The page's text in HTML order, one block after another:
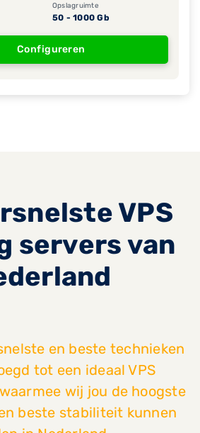
Opslagruimte
50 - 1000 Gb
Configureren
VPS
servers van
en beste technieken
tot een ideaal VPS
wij jou de hoogste
beste stabiliteit kunnen